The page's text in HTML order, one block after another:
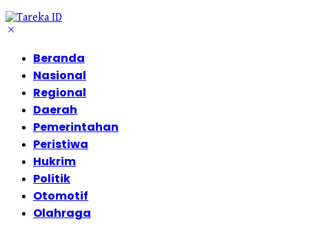
Beranda
Nasional
Regional
Daerah
Pemerintahan
Peristiwa
Hukrim
Politik
Otomotif
Olahraga